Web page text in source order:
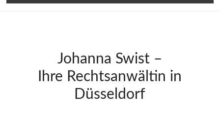
Johanna Swist –
Ihre Rechtsanwältin in
Düsseldorf